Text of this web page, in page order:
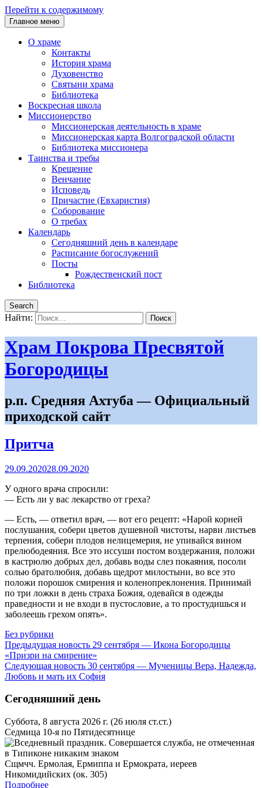
Перейти к содержимому
Главное меню
О храме
Контакты
История храма
Духовенство
Святыни храма
Библиотека
Воскресная школа
Миссионерство
Миссионерская деятельность в храме
Миссионерская карта Волгоградской области
Библиотека миссионера
Таинства и требы
Крещение
Венчание
Исповедь
Причастие (Евхаристия)
Соборование
О требах
Календарь
Сегодняшний день в календаре
Расписание богослужений
Посты
Рождественский пост
Библиотека
Search
Найти:
Храм Покрова Пресвятой
Богородицы
р.п. Средняя Ахтуба — Официальный
приходской сайт
Притча
29.09.202028.09.2020
У одного врача спросили:
— Есть ли у вас лекарство от греха?
— Есть, — ответил врач, — вот его рецепт: «Нарой корней
послушания, собери цветов душевной чистоты, нарви листьев
терпения, собери плодов нелицемерия, не упивайся вином
прелюбодеяния. Все это иссуши постом воздержания, положи
в кастрюлю добрых дел, добавь воды слез покаяния, посоли
солью братолюбия, добавь щедрот милостыни, во все это
положи порошок смирения и коленопреклонения. Принимай
по три ложки в день страха Божия, одевайся в одежды
праведности и не входи в пустословие, а то простудишься и
заболеешь грехом опять».
Без рубрики
Предыдущая новость 29 сентября — Икона Богородицы
«При́зри на смирение»
Следующая новость 30 сентября — Мученицы Вера, Надежда,
Любовь и мать их Софи́я
Сегодняшний день
Суббота, 8 августа 2026 г. (26 июля ст.ст.)
Седмица 10-я по Пятидесятнице
Сщмчч. Ермолая, Ермиппа и Ермократа, иереев
Никомидийских (ок. 305)
Подробнее